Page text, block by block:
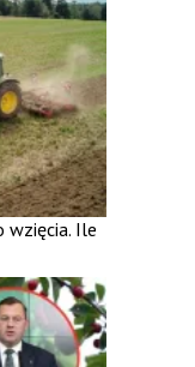
wzięcia. Ile